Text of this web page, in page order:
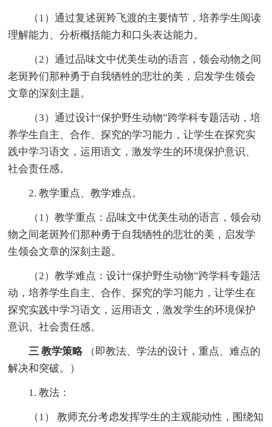
（1）通过复述斑羚飞渡的主要情节，培养学生阅读
理解能力、分析概括能力和口头表达能力。
（2）通过品味文中优美生动的语言，领会动物之间
老斑羚们那种勇于自我牺牲的悲壮的美，启发学生领会
文章的深刻主题。
（3）通过设计“保护野生动物”跨学科专题活动，培
养学生自主、合作、探究的学习能力，让学生在探究实
践中学习语文，运用语文，激发学生的环境保护意识、
社会责任感。
2. 教学重点、教学难点。
（1）教学重点：品味文中优美生动的语言，领会动
物之间老斑羚们那种勇于自我牺牲的悲壮的美，启发学
生领会文章的深刻主题。
（2）教学难点：设计“保护野生动物”跨学科专题活
动，培养学生自主、合作、探究的学习能力，让学生在
探究实践中学习语文，运用语文，激发学生的环境保护
意识、社会责任感。
三 教学策略 （即教法、学法的设计，重点、难点的
解决和突破。）
1. 教法：
（1） 教师充分考虑发挥学生的主观能动性，围绕知